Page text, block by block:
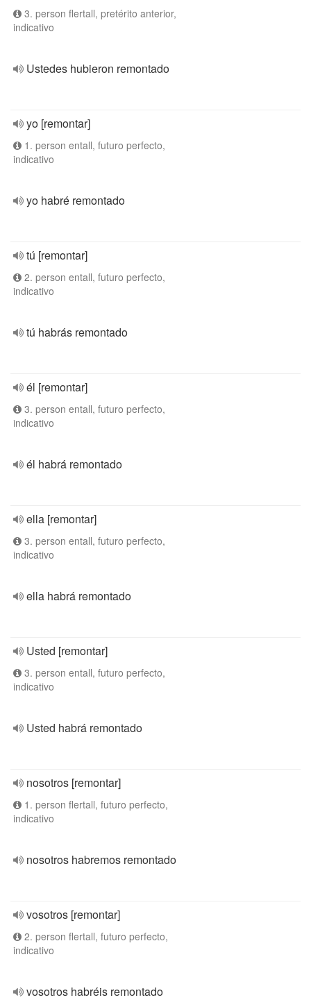
3. person flertall, pretérito anterior,
indicativo
Ustedes hubieron remontado
yo [remontar]
1. person entall, futuro perfecto,
indicativo
yo habré remontado
tú [remontar]
2. person entall, futuro perfecto,
indicativo
tú habrás remontado
él [remontar]
3. person entall, futuro perfecto,
indicativo
él habrá remontado
ella [remontar]
3. person entall, futuro perfecto,
indicativo
ella habrá remontado
Usted [remontar]
3. person entall, futuro perfecto,
indicativo
Usted habrá remontado
nosotros [remontar]
1. person flertall, futuro perfecto,
indicativo
nosotros habremos remontado
vosotros [remontar]
2. person flertall, futuro perfecto,
indicativo
vosotros habréis remontado